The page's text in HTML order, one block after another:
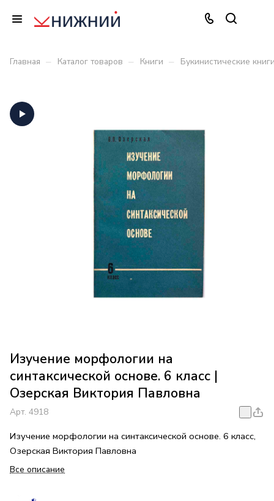
Главная – Каталог товаров – Книги – Букинистические
Изучение морфологии на
синтаксической основе. 6 класс |
Озерская Виктория Павловна
Арт. 4918
Изучение морфологии на синтаксической основе. 6 класс,
Озерская Виктория Павловна
Все описание